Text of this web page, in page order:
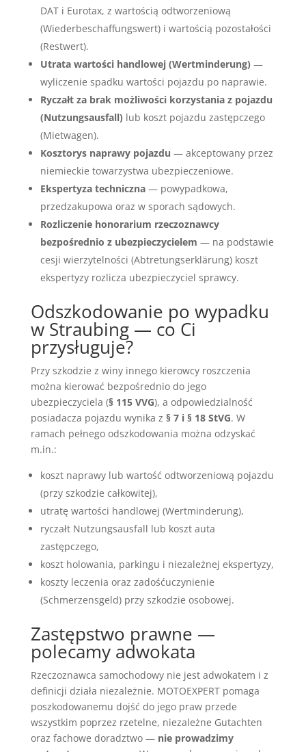
DAT i Eurotax, z wartością odtworzeniową
(Wiederbeschaffungswert) i wartością pozostałości
(Restwert).
Utrata wartości handlowej (Wertminderung) —
wyliczenie spadku wartości pojazdu po naprawie.
Ryczałt za brak możliwości korzystania z pojazdu
(Nutzungsausfall) lub koszt pojazdu zastępczego
(Mietwagen).
Kosztorys naprawy pojazdu — akceptowany przez
niemieckie towarzystwa ubezpieczeniowe.
Ekspertyza techniczna— powypadkowa,
przedzakupowa oraz w sporach sądowych.
Rozliczenie honorarium rzeczoznawcy
bezpośrednio z ubezpieczycielem — na podstawie
cesji wierzytelności (Abtretungserklärung) koszt
ekspertyzy rozlicza ubezpieczyciel sprawcy.
Odszkodowanie po wypadku
w Straubing — co Ci
przysługuje?
Przy szkodzie z winy innego kierowcy roszczenia
można kierować bezpośrednio do jego
ubezpieczyciela (§ 115 VVG), a odpowiedzialność
posiadacza pojazdu wynika z § 7 i § 18 StVG. W
ramach pełnego odszkodowania można odzyskać
m.in.:
koszt naprawy lub wartość odtworzeniową pojazdu
(przy szkodzie całkowitej),
utratę wartości handlowej (Wertminderung),
ryczałt Nutzungsausfall lub koszt auta
zastępczego,
koszt holowania, parkingu i niezależnej ekspertyzy,
koszty leczenia oraz zadośćuczynienie
(Schmerzensgeld) przy szkodzie osobowej.
Zastępstwo prawne —
polecamy adwokata
Rzeczoznawca samochodowy nie jest adwokatem i z
definicji działa niezależnie. MOTOEXPERT pomaga
poszkodowanemu dojść do jego praw przede
wszystkim poprzez rzetelne, niezależne Gutachten
oraz fachowe doradztwo — nie prowadzimy